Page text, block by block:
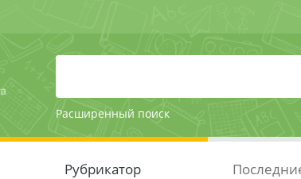
Расширенный поиск
Рубрикатор